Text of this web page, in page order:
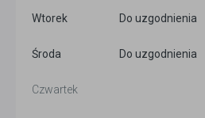
Wtorek Do uzgodnienia
Środa Do uzgodnienia
Czwartek